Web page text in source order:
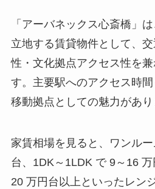
「アーバネックス心斎橋」
立地する賃貸物件として、
性・文化拠点アクセス性を
す。主要駅へのアクセス時
移動拠点としての魅力があり
家賃相場を見ると、ワンル
台、1DK～1LDK で 9～16
20 万円台以上といったレン